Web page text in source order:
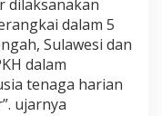
dilaksanakan
dalam 5
Sulawesi dan
dalam
tenaga harian
”. ujarnya